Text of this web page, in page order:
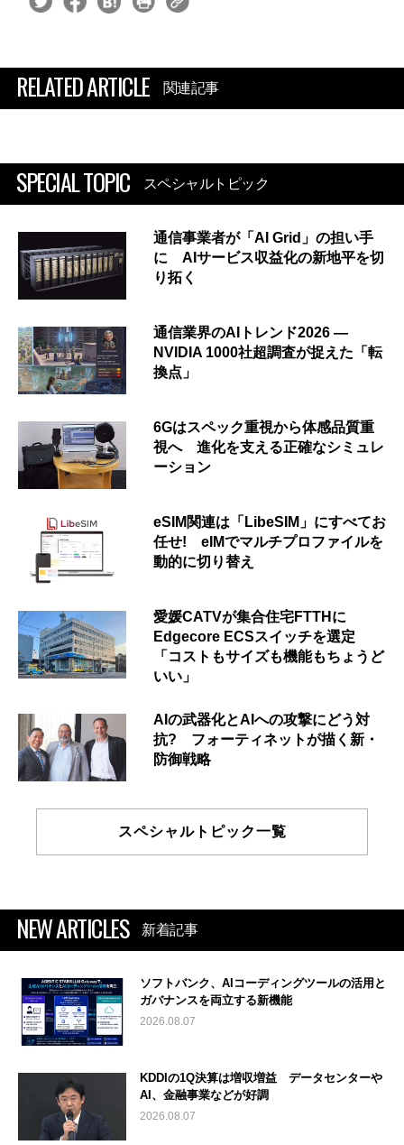
RELATED ARTICLE 関連記事
SPECIAL TOPIC スペシャルトピック
通信事業者が「AI Grid」の担い手
に AIサービス収益化の新地平を切
り拓く
通信業界のAIトレンド2026 ―
NVIDIA 1000社超調査が捉えた「転
換点」
6Gはスペック重視から体感品質重
視へ 進化を支える正確なシミュレ
ーション
eSIM関連は「LibeSIM」にすべてお
任せ! eIMでマルチプロファイルを
動的に切り替え
愛媛CATVが集合住宅FTTHに
Edgecore ECSスイッチを選定
「コストもサイズも機能もちょうど
いい」
AIの武器化とAIへの攻撃にどう対
抗? フォーティネットが描く新・
防御戦略
スペシャルトピック一覧
NEW ARTICLES 新着記事
ソフトバンク、AIコーディングツールの活用と
ガバナンスを両立する新機能
2026.08.07
KDDIの1Q決算は増収増益 データセンターや
AI、金融事業などが好調
2026.08.07